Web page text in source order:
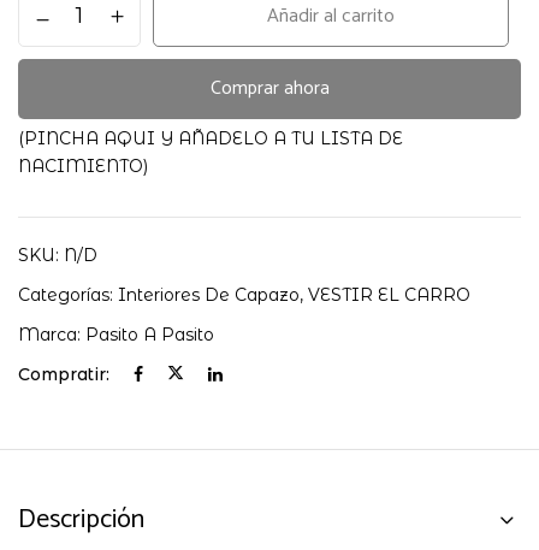
CUCO
VARILLAS
FUNDA
COLCHÓN
GALA
Añadir al carrito
Comprar ahora
(PINCHA AQUI Y AÑADELO A TU LISTA DE
NACIMIENTO)
SKU: N/D
Categorías: Interiores De Capazo, VESTIR EL CARRO
Marca: Pasito A Pasito
Compratir:
Descripción